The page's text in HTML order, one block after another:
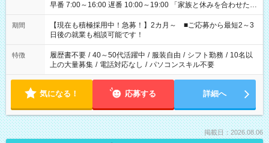
早番 7:00～16:00 遅番 10:00～19:00 「家族と休みを合わせた
い」 「余裕を持って夕飯の準備がしたい」 「できれば残業はし
たくない」 など、ご希望を教えてくださいね。 ※Wワーク希望
の方へ 今ご覧のお仕事で希望する勤務時間と、もう1つのお仕事
の勤務時間。 合計で週40時間を超える場合は応募できません。
期間
【現在も積極採用中！急募！】2カ月～ ■ご応募から最短2～3
日後の就業も相談可能です！
特徴 履歴書不要 / 40～50代活躍中 / 服装自由 / シフト勤務 / 10名以
上の大量募集 / 電話対応なし / パソコンスキル不要
気になる！ 応募する 詳細へ
掲載日：2026.08.06